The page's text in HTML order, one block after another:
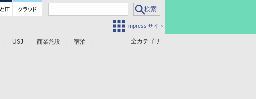
Impress サイト
全カテゴリ
USJ 商業施設 宿泊